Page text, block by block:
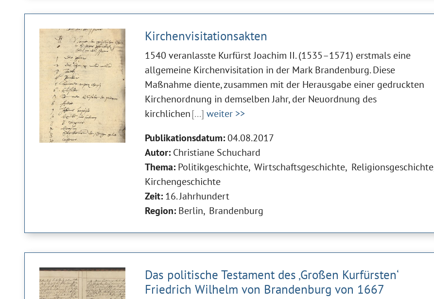
Kirchenvisitationsakten
1540 veranlasste Kurfürst Joachim II. (1535–1571) erstmals eine
allgemeine Kirchenvisitation in der Mark Brandenburg. Diese
Maßnahme diente, zusammen mit der Herausgabe einer gedruckten
Kirchenordnung in demselben Jahr, der Neuordnung des
kirchlichen[...] weiter >>
Publikationsdatum:04.08.2017
Autor: Christiane Schuchard
Thema: Politikgeschichte Wirtschaftsgeschichte Religionsgeschichte
Kirchengeschichte
Zeit: 16. Jahrhundert
Region: Berlin Brandenburg
Das politische Testament des ‚Großen Kurfürsten‘
Friedrich Wilhelm von Brandenburg von 1667